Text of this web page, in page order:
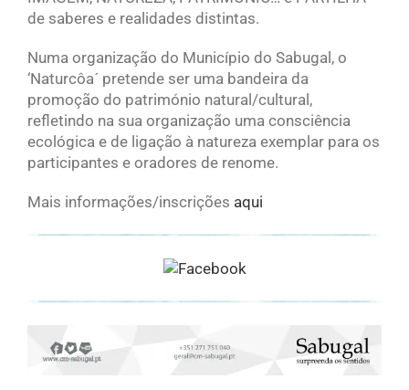
de saberes e realidades distintas.
Numa organização do Município do Sabugal, o
‘Naturcôa´ pretende ser uma bandeira da
promoção do património natural/cultural,
refletindo na sua organização uma consciência
ecológica e de ligação à natureza exemplar para os
participantes e oradores de renome.
Mais informações/inscrições aqui